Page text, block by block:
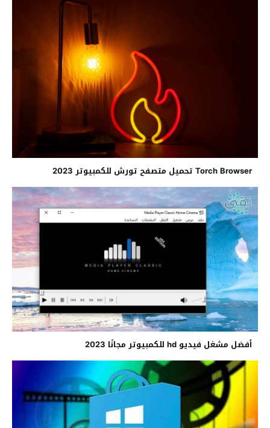
Torch Browser تحميل متصفح تورش للكمبيوتر 2023
أفضل مشغل فيديو hd للكمبيوتر مجانًا 2023